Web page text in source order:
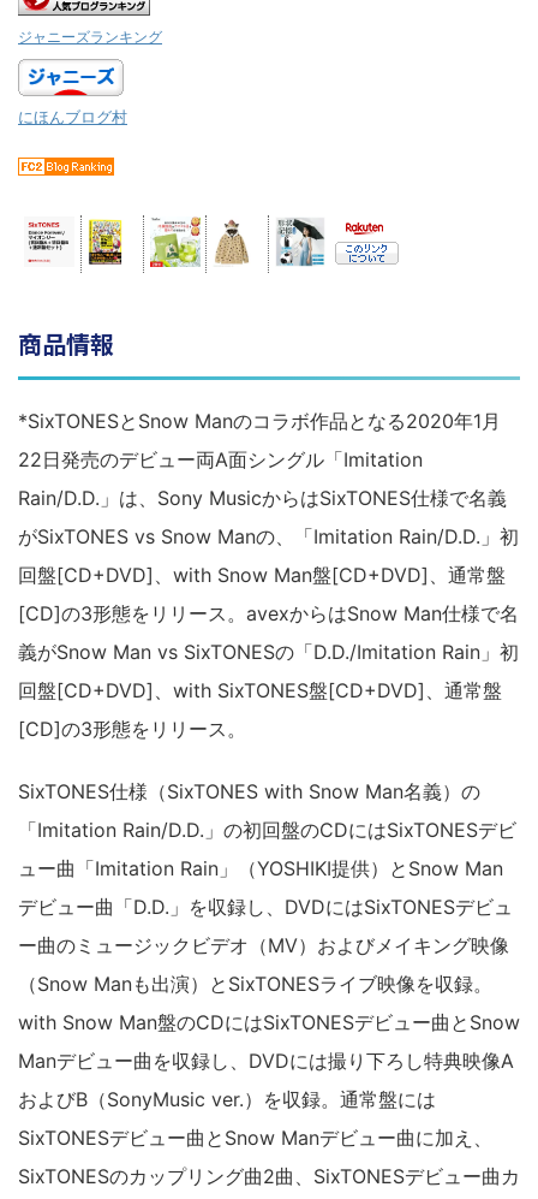
ジャニーズランキング
にほんブログ村
商品情報
*SixTONESとSnow Manのコラボ作品となる2020年1月
22日発売のデビュー両A面シングル「Imitation
Rain/D.D.」は、Sony MusicからはSixTONES仕様で名義
がSixTONES vs Snow Manの、「Imitation Rain/D.D.」初
回盤[CD+DVD]、with Snow Man盤[CD+DVD]、通常盤
[CD]の3形態をリリース。avexからはSnow Man仕様で名
義がSnow Man vs SixTONESの「D.D./Imitation Rain」初
回盤[CD+DVD]、with SixTONES盤[CD+DVD]、通常盤
[CD]の3形態をリリース。
SixTONES仕様（SixTONES with Snow Man名義）の
「Imitation Rain/D.D.」の初回盤のCDにはSixTONESデビ
ュー曲「Imitation Rain」（YOSHIKI提供）とSnow Man
デビュー曲「D.D.」を収録し、DVDにはSixTONESデビュ
ー曲のミュージックビデオ（MV）およびメイキング映像
（Snow Manも出演）とSixTONESライブ映像を収録。
with Snow Man盤のCDにはSixTONESデビュー曲とSnow
Manデビュー曲を収録し、DVDには撮り下ろし特典映像A
およびB（SonyMusic ver.）を収録。通常盤には
SixTONESデビュー曲とSnow Manデビュー曲に加え、
SixTONESのカップリング曲2曲、SixTONESデビュー曲カ